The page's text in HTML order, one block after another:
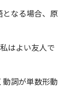
なる場合、原
はよい友人で
詞が単数形動